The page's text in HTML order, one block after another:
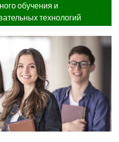
обучения и
технологий